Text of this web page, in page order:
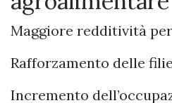
Maggiore redditività
Rafforzamento delle
Incremento